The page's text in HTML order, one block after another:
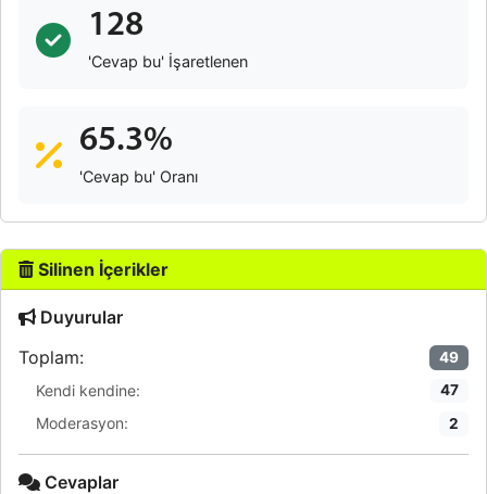
128
'Cevap bu' İşaretlenen
65.3%
'Cevap bu' Oranı
Silinen İçerikler
Duyurular
Toplam:
49
Kendi kendine: 47
Moderasyon: 2
Cevaplar